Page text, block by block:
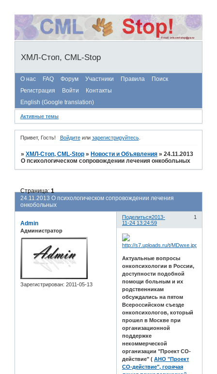
ХМЛ-Стоп, CML-Stop
О нас FAQ Форум Участники Правила
Поиск
Регистрация
Войти
Контакты
English (Google translation)
Активные темы
Привет, Гость! Войдитеили зарегистрируйтесь.
»ХМЛ-Стоп, CML-Stop » Новости и Объявления »24.11.2013
О психологическом сопровождении лечения онкобольных
24.11.2013 О психологическом сопровождении лечения
онкобольных
Страница:1
Поделиться 1
2013-
11-24 13:24:59
Admin
Администратор
Зарегистрирован: 2011-05-13
Актуальные вопросы
онкопсихологии в России,
доступности подобной
помощи больным и их
родственникам
обсуждались на пятом
Всероссийском съезде
онкопсихологов, который
прошел в Москве при
организационной
поддержке
некоммерческой
организации "Проект СО-
действие" (АНО "Проект
СО-действие", горячая